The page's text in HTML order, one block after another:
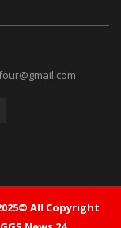
All Copyright